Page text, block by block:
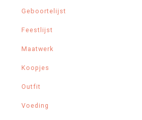
Geboortelijst
Feestlijst
Maatwerk
Koopjes
Outfit
Voeding